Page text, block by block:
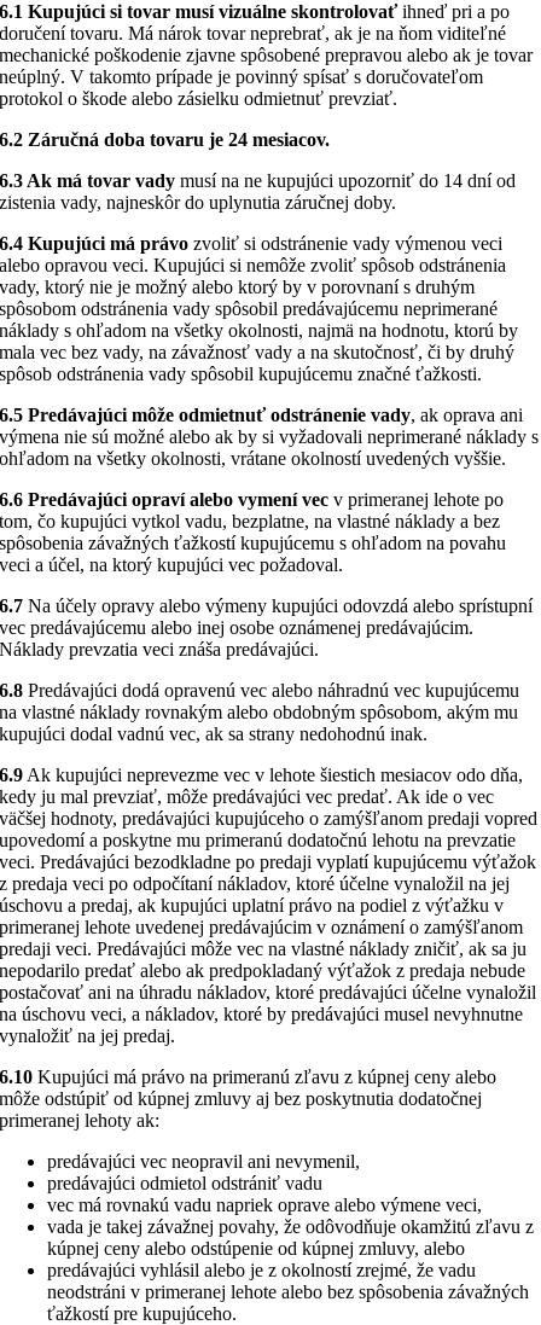
6.1 Kupujúci si tovar musí vizuálne skontrolovaťihneď pri a po
doručení tovaru. Má nárok tovar neprebrať, ak je na ňom viditeľné
mechanické poškodenie zjavne spôsobené prepravou alebo ak je tovar
neúplný. V takomto prípade je povinný spísať s doručovateľom
protokol o škode alebo zásielku odmietnuť prevziať.
6.2 Záručná doba tovaru je 24 mesiacov.
6.3 Ak má tovar vady musí na ne kupujúci upozorniť do 14 dní od
zistenia vady, najneskôr do uplynutia záručnej doby.
6.4 Kupujúci má právo zvoliť si odstránenie vady výmenou veci
alebo opravou veci. Kupujúci si nemôže zvoliť spôsob odstránenia
vady, ktorý nie je možný alebo ktorý by v porovnaní s druhým
spôsobom odstránenia vady spôsobil predávajúcemu neprimerané
náklady s ohľadom na všetky okolnosti, najmä na hodnotu, ktorú by
mala vec bez vady, na závažnosť vady a na skutočnosť, či by druhý
spôsob odstránenia vady spôsobil kupujúcemu značné ťažkosti.
6.5 Predávajúci môže odmietnuť odstránenie vady, ak oprava ani
výmena nie sú možné alebo ak by si vyžadovali neprimerané náklady s
ohľadom na všetky okolnosti, vrátane okolností uvedených vyššie.
6.6 Predávajúci opraví alebo vymení vec v primeranej lehote po
tom, čo kupujúci vytkol vadu, bezplatne, na vlastné náklady a bez
spôsobenia závažných ťažkostí kupujúcemu s ohľadom na povahu
veci a účel, na ktorý kupujúci vec požadoval.
6.7 Na účely opravy alebo výmeny kupujúci odovzdá alebo sprístupní
vec predávajúcemu alebo inej osobe oznámenej predávajúcim.
Náklady prevzatia veci znáša predávajúci.
6.8 Predávajúci dodá opravenú vec alebo náhradnú vec kupujúcemu
na vlastné náklady rovnakým alebo obdobným spôsobom, akým mu
kupujúci dodal vadnú vec, ak sa strany nedohodnú inak.
6.9 Ak kupujúci neprevezme vec v lehote šiestich mesiacov odo dňa,
kedy ju mal prevziať, môže predávajúci vec predať. Ak ide o vec
väčšej hodnoty, predávajúci kupujúceho o zamýšľanom predaji vopred
upovedomí a poskytne mu primeranú dodatočnú lehotu na prevzatie
veci. Predávajúci bezodkladne po predaji vyplatí kupujúcemu výťažok
z predaja veci po odpočítaní nákladov, ktoré účelne vynaložil na jej
úschovu a predaj, ak kupujúci uplatní právo na podiel z výťažku v
primeranej lehote uvedenej predávajúcim v oznámení o zamýšľanom
predaji veci. Predávajúci môže vec na vlastné náklady zničiť, ak sa ju
nepodarilo predať alebo ak predpokladaný výťažok z predaja nebude
postačovať ani na úhradu nákladov, ktoré predávajúci účelne vynaložil
na úschovu veci, a nákladov, ktoré by predávajúci musel nevyhnutne
vynaložiť na jej predaj.
6.10 Kupujúci má právo na primeranú zľavu z kúpnej ceny alebo
môže odstúpiť od kúpnej zmluvy aj bez poskytnutia dodatočnej
primeranej lehoty ak:
predávajúci vec neopravil ani nevymenil,
predávajúci odmietol odstrániť vadu
vec má rovnakú vadu napriek oprave alebo výmene veci,
vada je takej závažnej povahy, že odôvodňuje okamžitú zľavu z
kúpnej ceny alebo odstúpenie od kúpnej zmluvy, alebo
predávajúci vyhlásil alebo je z okolností zrejmé, že vadu
neodstráni v primeranej lehote alebo bez spôsobenia závažných
ťažkostí pre kupujúceho.